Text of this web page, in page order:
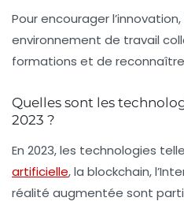
Pour encourager
environnement de travail
formations et de
Quelles sont les
2023 ?
En 2023, les technologies
artificielle, la blockchain,
réalité augmentée sont